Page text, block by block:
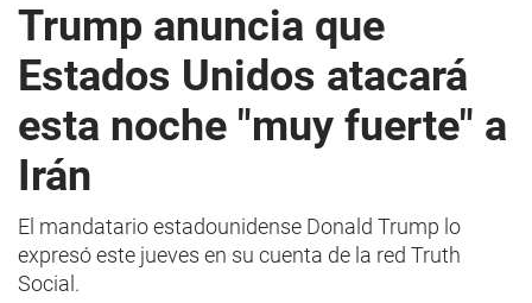
Trump anuncia que
Estados Unidos atacará
esta noche "muy fuerte" a
Irán
El mandatario estadounidense Donald Trump lo
expresó este jueves en su cuenta de la red Truth
Social.